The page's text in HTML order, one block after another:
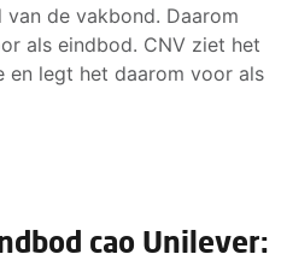
de vakbond. Daarom
als eindbod. CNV ziet het
en legt het daarom voor als
cao Unilever: